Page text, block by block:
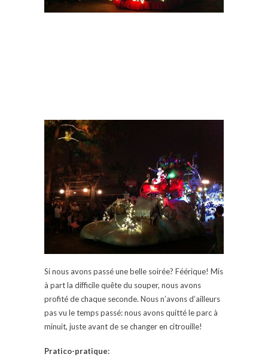
Si nous avons passé une belle soirée? Féérique! Mis
à part la difficile quête du souper, nous avons
profité de chaque seconde. Nous n’avons d’ailleurs
pas vu le temps passé: nous avons quitté le parc à
minuit, juste avant de se changer en citrouille!
Pratico-pratique: